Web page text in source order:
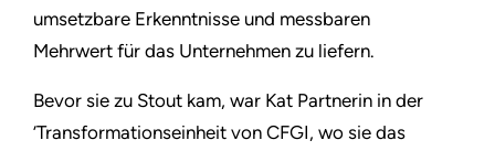
umsetzbare Erkenntnisse und messbaren
Mehrwert für das Unternehmen zu liefern.
Bevor sie zu Stout kam, war Kat Partnerin in der
’Transformationseinheit von CFGI, wo sie das